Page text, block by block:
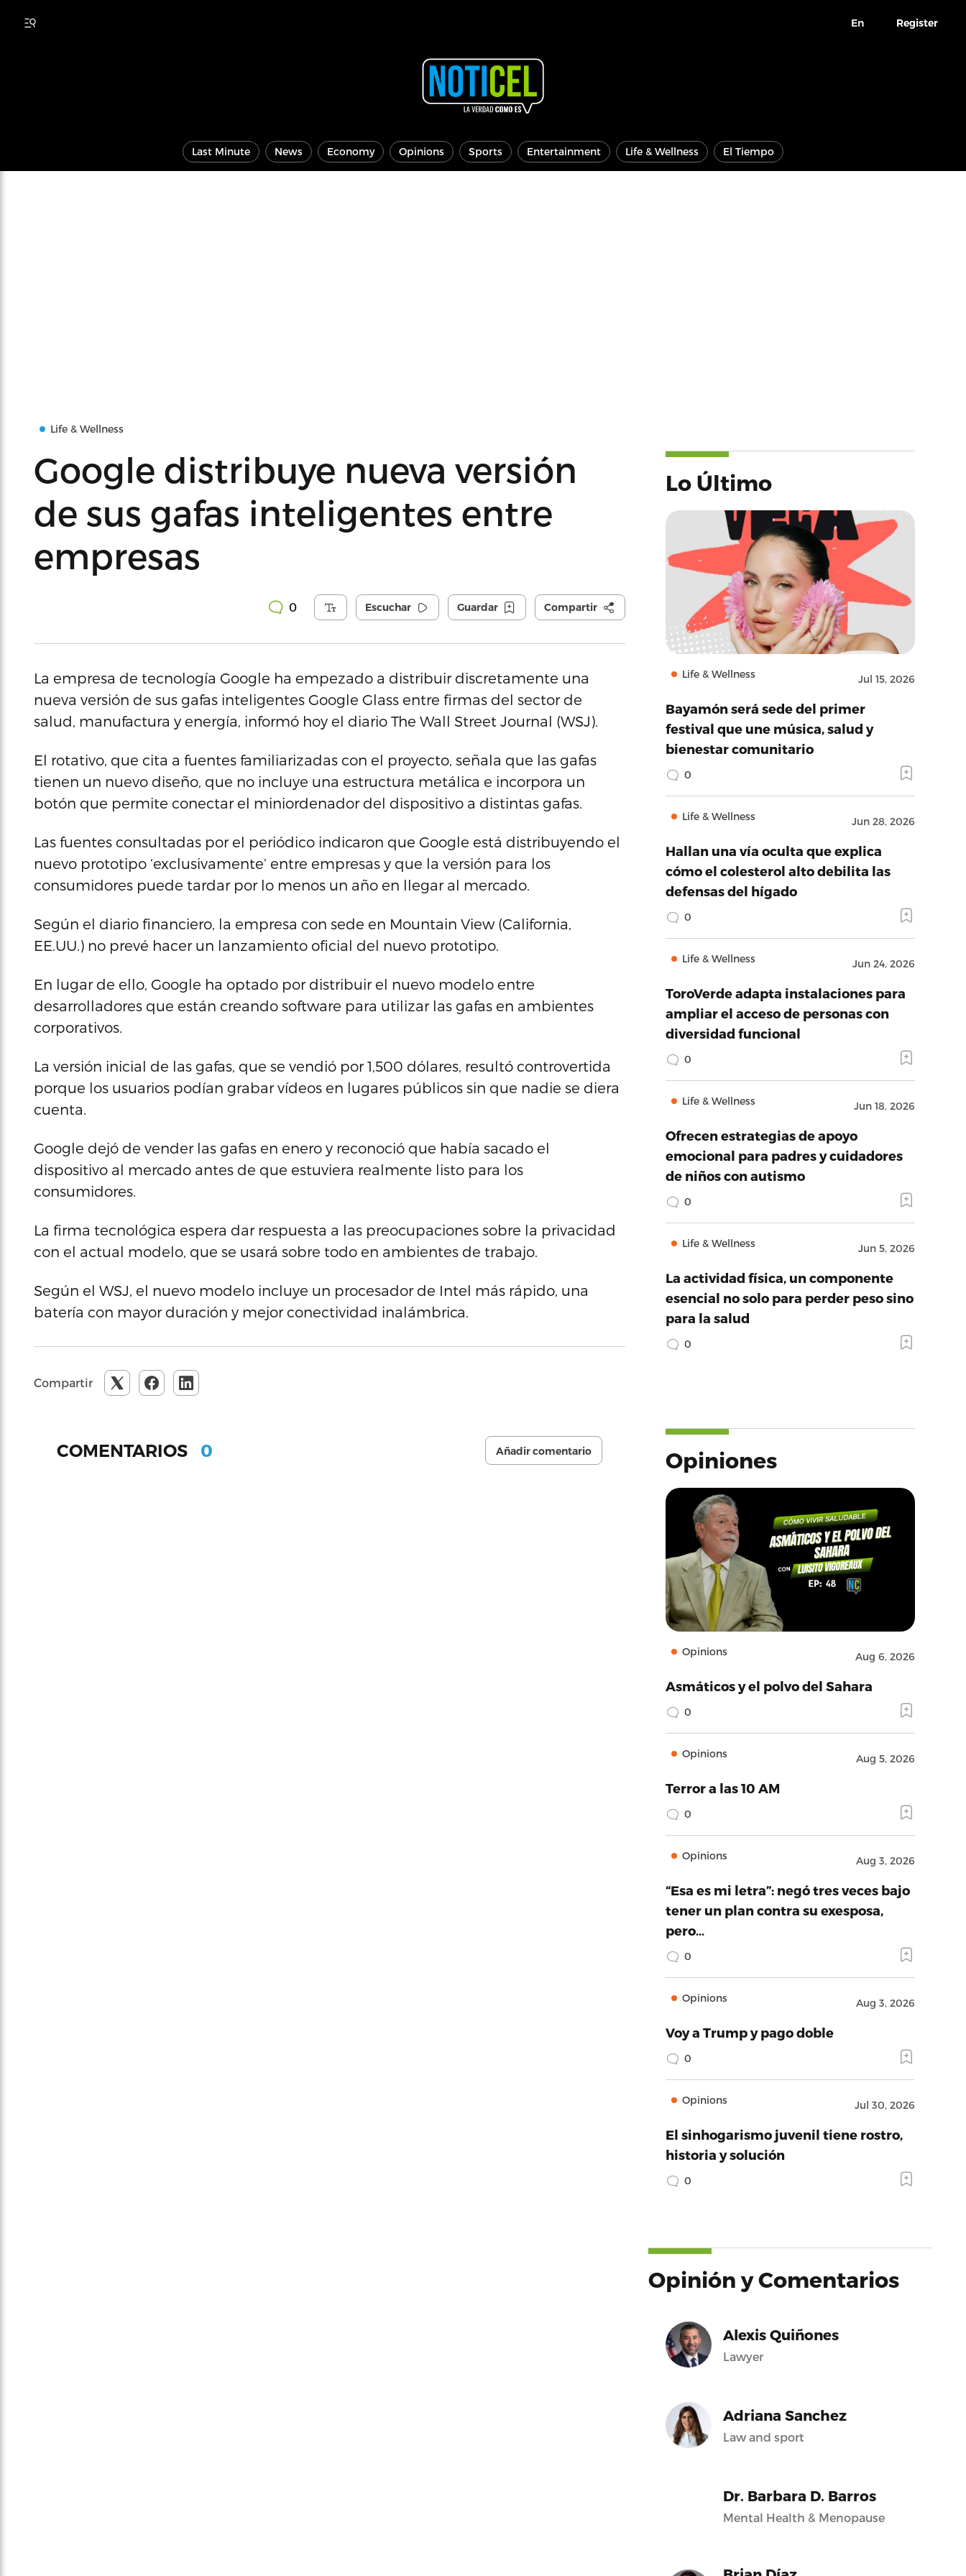
En Register
Last Minute News Economy Opinions Sports Entertainment Life & Wellness El Tiempo
Life & Wellness
Google distribuye nueva versión
de sus gafas inteligentes entre
empresas
0 Escuchar Guardar Compartir
La empresa de tecnología Google ha empezado a distribuir discretamente una
nueva versión de sus gafas inteligentes Google Glass entre firmas del sector de
salud, manufactura y energía, informó hoy el diario The Wall Street Journal (WSJ).
El rotativo, que cita a fuentes familiarizadas con el proyecto, señala que las gafas
tienen un nuevo diseño, que no incluye una estructura metálica e incorpora un
botón que permite conectar el miniordenador del dispositivo a distintas gafas.
Las fuentes consultadas por el periódico indicaron que Google está distribuyendo el
nuevo prototipo ‘exclusivamente’ entre empresas y que la versión para los
consumidores puede tardar por lo menos un año en llegar al mercado.
Según el diario financiero, la empresa con sede en Mountain View (California,
EE.UU.) no prevé hacer un lanzamiento oficial del nuevo prototipo.
En lugar de ello, Google ha optado por distribuir el nuevo modelo entre
desarrolladores que están creando software para utilizar las gafas en ambientes
corporativos.
La versión inicial de las gafas, que se vendió por 1,500 dólares, resultó controvertida
porque los usuarios podían grabar vídeos en lugares públicos sin que nadie se diera
cuenta.
Google dejó de vender las gafas en enero y reconoció que había sacado el
dispositivo al mercado antes de que estuviera realmente listo para los
consumidores.
La firma tecnológica espera dar respuesta a las preocupaciones sobre la privacidad
con el actual modelo, que se usará sobre todo en ambientes de trabajo.
Según el WSJ, el nuevo modelo incluye un procesador de Intel más rápido, una
batería con mayor duración y mejor conectividad inalámbrica.
Compartir
COMENTARIOS 0 Añadir comentario
Lo Último
Life & Wellness Jul 15, 2026
Bayamón será sede del primer
festival que une música, salud y
bienestar comunitario
0
Life & Wellness Jun 28, 2026
Hallan una vía oculta que explica
cómo el colesterol alto debilita las
defensas del hígado
0
Life & Wellness Jun 24, 2026
ToroVerde adapta instalaciones para
ampliar el acceso de personas con
diversidad funcional
0
Life & Wellness Jun 18, 2026
Ofrecen estrategias de apoyo
emocional para padres y cuidadores
de niños con autismo
0
Life & Wellness Jun 5, 2026
La actividad física, un componente
esencial no solo para perder peso sino
para la salud
0
Opiniones
Opinions Aug 6, 2026
Asmáticos y el polvo del Sahara
0
Opinions Aug 5, 2026
Terror a las 10 AM
0
Opinions Aug 3, 2026
“Esa es mi letra”: negó tres veces bajo
tener un plan contra su exesposa,
pero…
0
Opinions Aug 3, 2026
Voy a Trump y pago doble
0
Opinions Jul 30, 2026
El sinhogarismo juvenil tiene rostro,
historia y solución
0
Opinión y Comentarios
Alexis Quiñones
Lawyer
Adriana Sanchez
Law and sport
Dr. Barbara D. Barros
Mental Health & Menopause